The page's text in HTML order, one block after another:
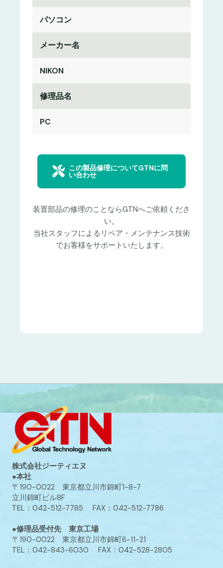
パソコン
メーカー名
NIKON
修理品名
PC
この製品修理についてGTNに問
い合わせ
装置部品の修理のことならGTNへご依頼くださ
い。
当社スタッフによるリペア・メンテナンス技術
でお客様をサポートいたします。
株式会社ジーティエヌ
●本社
〒190-0022 東京都立川市錦町1-8-7
立川錦町ビル8F
TEL：042-512-7785 FAX：042-512-7786
●修理品受付先 東京工場
〒190-0022 東京都立川市錦町6-11-21
TEL：042-843-6030 FAX：042-528-2805